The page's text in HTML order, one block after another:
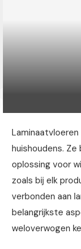
huishoudens.
oplossing voor
zoals bij elk
verbonden aan
belangrijkste
weloverwogen